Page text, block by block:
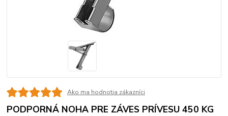
Ako ma hodnotia zákazníci
PODPORNÁ NOHA PRE ZÁVES PRÍVESU 450 KG